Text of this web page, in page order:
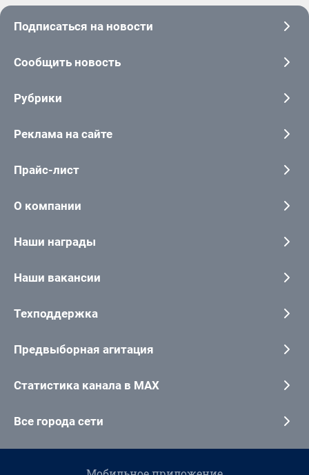
Подписаться на новости
Сообщить новость
Рубрики
Реклама на сайте
Прайс-лист
О компании
Наши награды
Наши вакансии
Техподдержка
Предвыборная агитация
Статистика канала в MAX
Все города сети